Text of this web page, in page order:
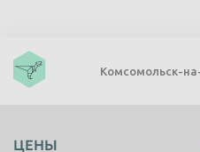
Комсомольск-
ЦЕНЫ